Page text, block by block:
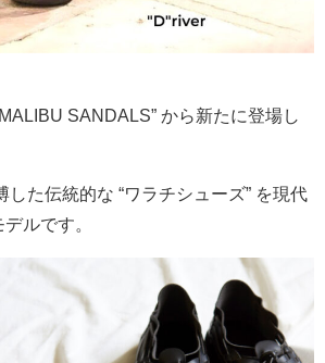
SANDALS” から新たに登場し
した伝統的な “ワラチシューズ” を現代
ルです。